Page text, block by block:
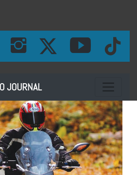
JOURNAL Toggle